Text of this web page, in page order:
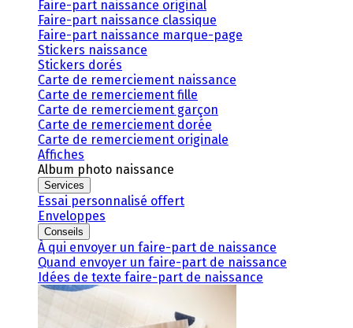
Faire-part naissance original
Faire-part naissance classique
Faire-part naissance marque-page
Stickers naissance
Stickers dorés
Carte de remerciement naissance
Carte de remerciement fille
Carte de remerciement garçon
Carte de remerciement dorée
Carte de remerciement originale
Affiches
Album photo naissance
Services
Essai personnalisé offert
Enveloppes
Conseils
À qui envoyer un faire-part de naissance
Quand envoyer un faire-part de naissance
Idées de texte faire-part de naissance